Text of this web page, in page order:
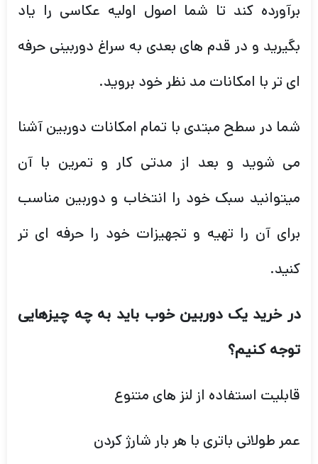
برآورده کند تا شما اصول اولیه عکاسی را یاد
بگیرید و در قدم های بعدی به سراغ دوربینی حرفه
ای تر با امکانات مد نظر خود بروید.
شما در سطح مبتدی با تمام امکانات دوربین آشنا
می شوید و بعد از مدتی کار و تمرین با آن
میتوانید سبک خود را انتخاب و دوربین مناسب
برای آن را تهیه و تجهیزات خود را حرفه ای تر
کنید.
در خرید یک دوربین خوب باید به چه چیزهایی
توجه کنیم؟
قابلیت استفاده از لنز های متنوع
عمر طولانی باتری با هر بار شارژ کردن